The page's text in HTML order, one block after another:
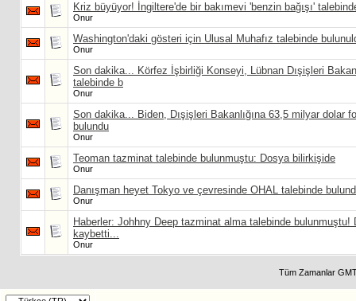
Kriz büyüyor! İngiltere'de bir bakımevi 'benzin bağışı'
Onur
Washington'daki gösteri için Ulusal Muhafız talebinde
Onur
Son dakika... Körfez İşbirliği Konseyi, Lübnan Dışişleri
talebinde b
Onur
Son dakika... Biden, Dışişleri Bakanlığına 63,5 milyar dolar
bulundu
Onur
Teoman tazminat talebinde bulunmuştu: Dosya bilirkişide
Onur
Danışman heyet Tokyo ve çevresinde OHAL talebinde
Onur
Haberler: Johhny Deep tazminat alma talebinde bulunmuştu!
kaybetti...
Onur
Tüm Zamanlar